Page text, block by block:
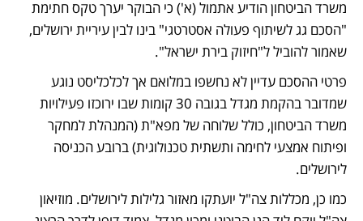
שאמור להוביל ל"חיזוק בירת ישראל".
לירושלים.